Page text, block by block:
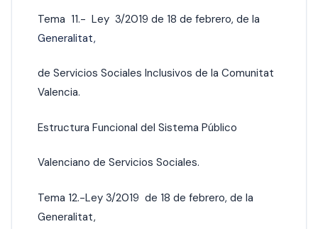
Tema 11.- Ley 3/2019 de 18 de febrero, de la
Generalitat,
de Servicios Sociales Inclusivos de la Comunitat
Valencia.
Estructura Funcional del Sistema Público
Valenciano de Servicios Sociales.
Tema 12.-Ley 3/2019 de 18 de febrero, de la
Generalitat,